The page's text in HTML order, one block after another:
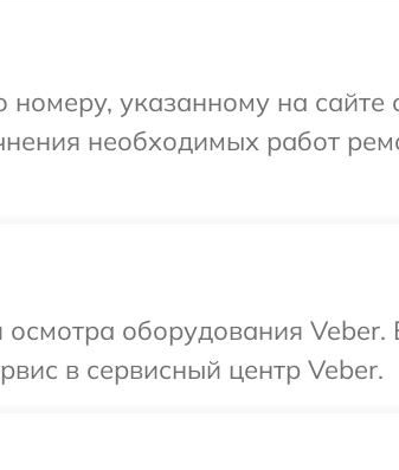
указанному на сайте
необходимых работ
оборудования Veber.
в сервисный центр Veber.